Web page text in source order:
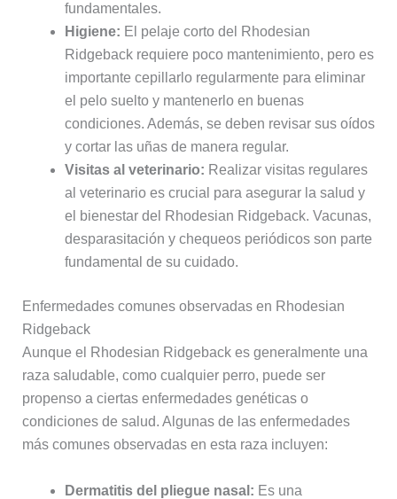
fundamentales.
Higiene: El pelaje corto del Rhodesian
Ridgeback requiere poco mantenimiento, pero es
importante cepillarlo regularmente para eliminar
el pelo suelto y mantenerlo en buenas
condiciones. Además, se deben revisar sus oídos
y cortar las uñas de manera regular.
Visitas al veterinario: Realizar visitas regulares
al veterinario es crucial para asegurar la salud y
el bienestar del Rhodesian Ridgeback. Vacunas,
desparasitación y chequeos periódicos son parte
fundamental de su cuidado.
Enfermedades comunes observadas en Rhodesian
Ridgeback
Aunque el Rhodesian Ridgeback es generalmente una
raza saludable, como cualquier perro, puede ser
propenso a ciertas enfermedades genéticas o
condiciones de salud. Algunas de las enfermedades
más comunes observadas en esta raza incluyen:
Dermatitis del pliegue nasal: Es una